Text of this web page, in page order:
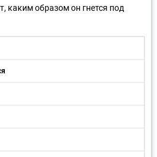
каким образом он гнется под